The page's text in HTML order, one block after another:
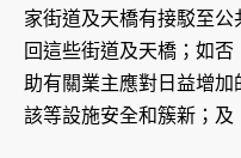
家街道及天橋有接駁至
回這些街道及天橋；如
助有關業主應對日益增
該等設施安全和簇新；及